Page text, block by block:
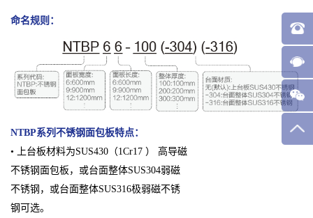
命名规则：
NTBP系列不锈钢面包板特点：
• 上台板材料为SUS430（1Cr17 ） 高导磁
不锈钢面包板，或台面整体SUS304弱磁
不锈钢，或台面整体SUS316极弱磁不锈
钢可选。